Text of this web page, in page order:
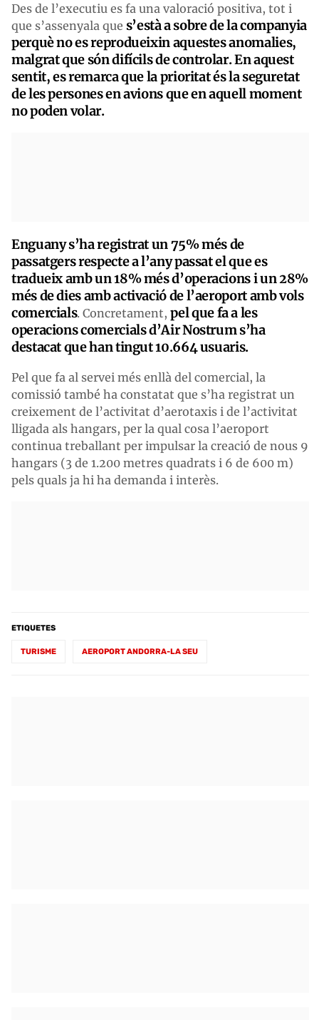
Des de l’executiu es fa una valoració positiva, tot i
que s’assenyala que s’està a sobre de la companyia
perquè no es reprodueixin aquestes anomalies,
malgrat que són difícils de controlar. En aquest
sentit, es remarca que la prioritat és la seguretat
de les persones en avions que en aquell moment
no poden volar.
Enguany s’ha registrat un 75% més de
passatgers respecte a l’any passat el que es
tradueix amb un 18% més d’operacions i un 28%
més de dies amb activació de l’aeroport amb vols
comercials. Concretament,pel que fa a les
operacions comercials d’Air Nostrum s’ha
destacat que han tingut 10.664 usuaris.
Pel que fa al servei més enllà del comercial, la
comissió també ha constatat que s’ha registrat un
creixement de l’activitat d’aerotaxis i de l’activitat
lligada als hangars, per la qual cosa l’aeroport
continua treballant per impulsar la creació de nous 9
hangars (3 de 1.200 metres quadrats i 6 de 600 m)
pels quals ja hi ha demanda i interès.
ETIQUETES
TURISME AEROPORT ANDORRA-LA SEU